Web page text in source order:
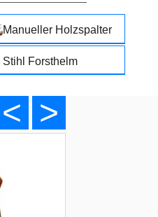
Manueller Holzspalter
Stihl Forsthelm
< >